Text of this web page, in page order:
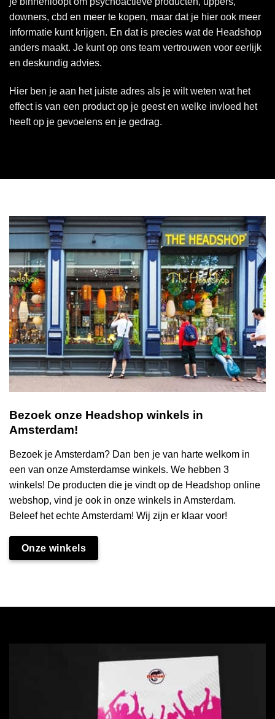
downers, cbd en meer te kopen, maar dat je hier ook meer
informatie kunt krijgen. En dat is precies wat de Headshop
anders maakt. Je kunt op ons team vertrouwen voor eerlijk
en deskundig advies.
Hier ben je aan het juiste adres als je wilt weten wat het
effect is van een product op je geest en welke invloed het
heeft op je gevoelens en je gedrag.
Bezoek onze Headshop winkels in
Amsterdam!
Bezoek je Amsterdam? Dan ben je van harte welkom in
een van onze Amsterdamse winkels. We hebben 3
winkels! De producten die je vindt op de Headshop online
webshop, vind je ook in onze winkels in Amsterdam.
Beleef het echte Amsterdam! Wij zijn er klaar voor!
Onze winkels